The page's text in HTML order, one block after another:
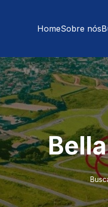
HomeSobre nós